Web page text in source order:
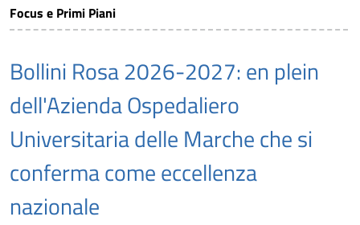
Focus e Primi Piani
Bollini Rosa 2026-2027: en plein
dell'Azienda Ospedaliero
Universitaria delle Marche che si
conferma come eccellenza
nazionale